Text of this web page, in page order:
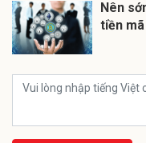
Nên
tiền